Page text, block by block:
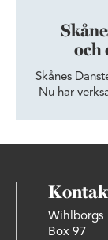
och
Skånes
Nu har
Wihlborgs
Box 97